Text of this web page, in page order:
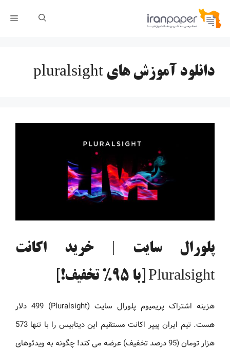
پرش
دانلود آموزش های pluralsight
پلورال سایت | خرید اکانت
Pluralsight [با 95% تخفیف!]
هزینه اشتراک پریمیوم پلورال سایت (Pluralsight) 499 دلار
هست. تیم ایران پیپر اکانت مستقیم این دیتابیس را با تنها 573
هزار تومان (95 درصد تخفیف) عرضه می کند! چگونه به ویدئوهای